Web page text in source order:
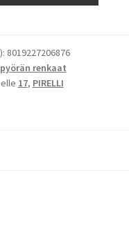
8019227206876
renkaat
17, PIRELLI